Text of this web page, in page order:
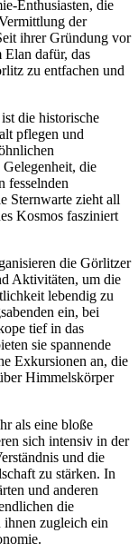
Enthusiasten, die
der
ihrer Gründung vor
Elan dafür, das
zu entfachen und
die historische
pflegen und
die
fesselnden
Sternwarte zieht all
Kosmos fasziniert
die Görlitzer
Aktivitäten, um die
lebendig zu
ein, bei
tief in das
sie spannende
Exkursionen an, die
Himmelskörper
als eine bloße
sich intensiv in der
und die
zu stärken. In
und anderen
die
zugleich ein